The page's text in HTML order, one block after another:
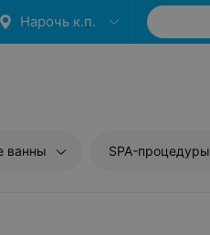
Нарочь к.п.
ванны SPA-процедуры